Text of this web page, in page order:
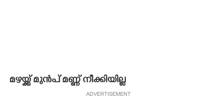
മഴയ്ക്ക് മുൻപ് മണ്ണ് നീക്കിയില്ല
ADVERTISEMENT